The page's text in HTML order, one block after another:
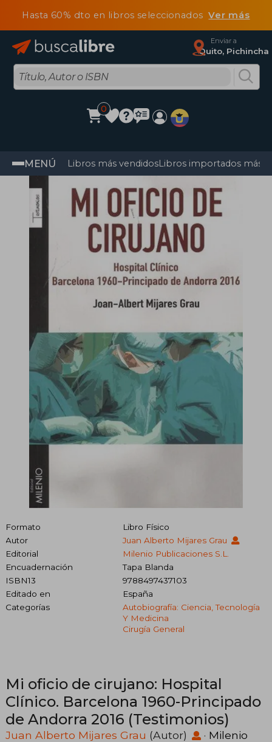
Hasta 60% dto en libros seleccionadosVer más
Enviar a
Quito, Pichincha
0
MENÚ Libros más vendidosLibros importados más
Formato
Libro Físico
Autor
Juan Alberto Mijares Grau
Editorial
Milenio Publicaciones S.L.
Encuadernación
Tapa Blanda
ISBN13
9788497437103
Editado en
España
Categorías
Autobiografía: Ciencia, Tecnología
Y Medicina
Cirugía General
Mi oficio de cirujano: Hospital
Clínico. Barcelona 1960-Principado
de Andorra 2016 (Testimonios)
Juan Alberto Mijares Grau (Autor) · Milenio